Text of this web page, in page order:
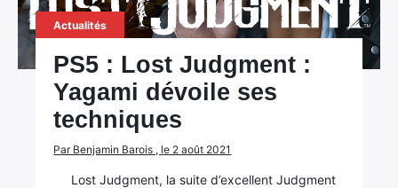
Actualités
PS5 : Lost Judgment :
Yagami dévoile ses
techniques
Par Benjamin Barois , le 2 août 2021
Lost Judgment, la suite d’excellent Judgment